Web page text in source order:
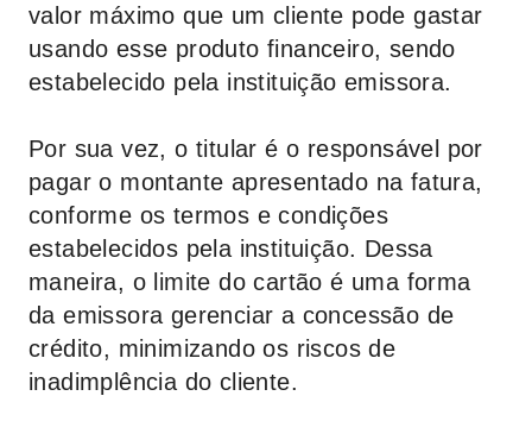
valor máximo que um cliente pode gastar
usando esse produto financeiro, sendo
estabelecido pela instituição emissora.
Por sua vez, o titular é o responsável por
pagar o montante apresentado na fatura,
conforme os termos e condições
estabelecidos pela instituição. Dessa
maneira, o limite do cartão é uma forma
da emissora gerenciar a concessão de
crédito, minimizando os riscos de
inadimplência do cliente.